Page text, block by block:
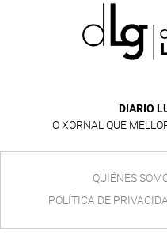
DIARIO
O XORNAL QUE
QUIÉNES
POLÍTICA DE